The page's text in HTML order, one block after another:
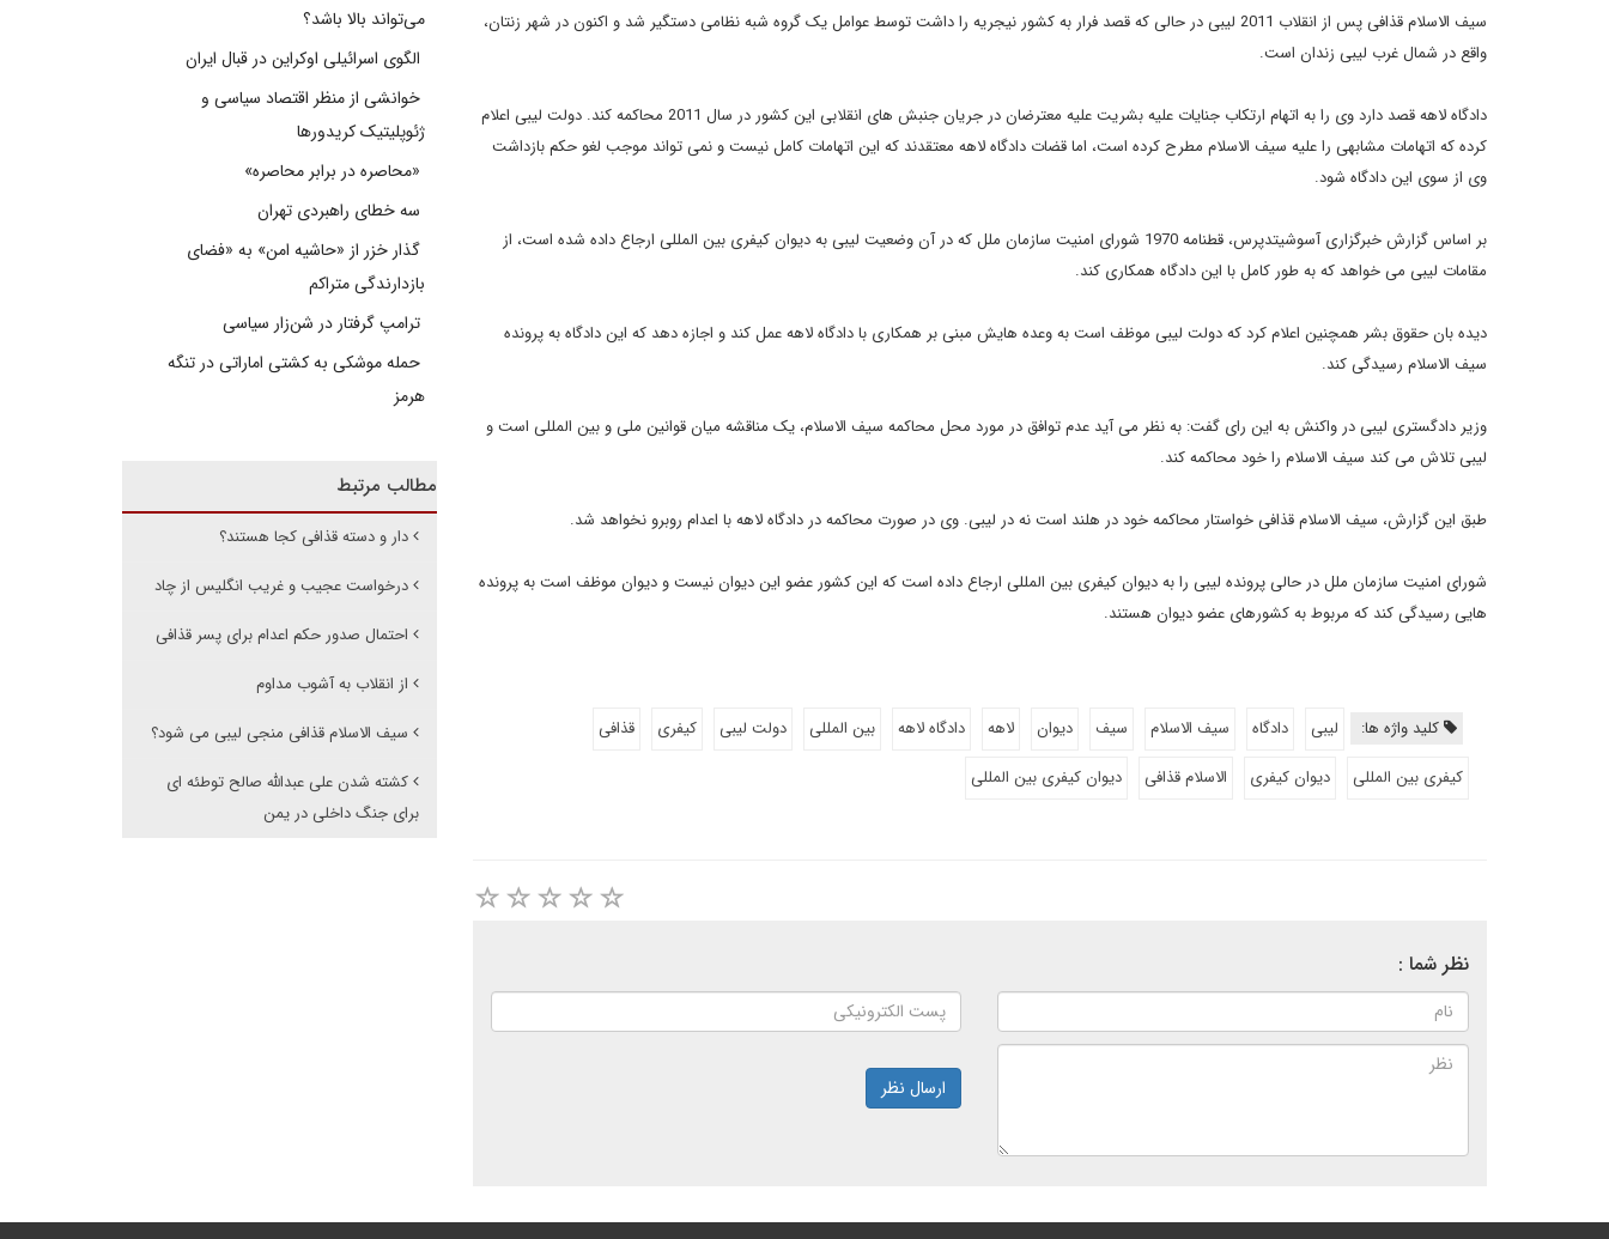
سیف الاسلام قذافی پس از انقلاب 2011 لیبی در حالی که قصد فرار به کشور نیجریه را داشت توسط عوامل یک گروه شبه نظامی دستگیر شد و اکنون در شهر زنتان،
واقع در شمال غرب لیبی زندان است.
دادگاه لاهه قصد دارد وی را به اتهام ارتکاب جنایات علیه بشریت علیه معترضان در جریان جنبش های انقلابی این کشور در سال 2011 محاکمه کند. دولت لیبی اعلام
کرده که اتهامات مشابهی را علیه سیف الاسلام مطرح کرده است، اما قضات دادگاه لاهه معتقدند که این اتهامات کامل نیست و نمی تواند موجب لغو حکم بازداشت
وی از سوی این دادگاه شود.
بر اساس گزارش خبرگزاری آسوشیتدپرس، قطنامه 1970 شورای امنیت سازمان ملل که در آن وضعیت لیبی به دیوان کیفری بین المللی ارجاع داده شده است، از
مقامات لیبی می خواهد که به طور کامل با این دادگاه همکاری کند.
دیده بان حقوق بشر همچنین اعلام کرد که دولت لیبی موظف است به وعده هایش مبنی بر همکاری با دادگاه لاهه عمل کند و اجازه دهد که این دادگاه به پرونده
سیف الاسلام رسیدگی کند.
وزیر دادگستری لیبی در واکنش به این رای گفت: به نظر می آید عدم توافق در مورد محل محاکمه سیف الاسلام، یک مناقشه میان قوانین ملی و بین المللی است و
لیبی تلاش می کند سیف الاسلام را خود محاکمه کند.
طبق این گزارش، سیف الاسلام قذافی خواستار محاکمه خود در هلند است نه در لیبی. وی در صورت محاکمه در دادگاه لاهه با اعدام روبرو نخواهد شد.
شورای امنیت سازمان ملل در حالی پرونده لیبی را به دیوان کیفری بین المللی ارجاع داده است که این کشور عضو این دیوان نیست و دیوان موظف است به پرونده
هایی رسیدگی کند که مربوط به کشورهای عضو دیوان هستند.
کلید واژه ها: لیبی دادگاه سیف الاسلام سیف دیوان لاهه دادگاه لاهه بین المللی دولت لیبی کیفری
قذافی
کیفری بین المللی
دیوان کیفری الاسلام قذافی دیوان کیفری بین المللی
نظر شما :
ارسال نظر
می‌تواند بالا باشد؟
الگوی اسرائیلی اوکراین در قبال ایران
خوانشی از منظر اقتصاد سیاسی و
ژئوپلیتیک کریدورها
«محاصره در برابر محاصره»
سه خطای راهبردی تهران
گذار خزر از «حاشیه امن» به «فضای
بازدارندگی متراکم
ترامپ گرفتار در شن‌زار سیاسی
حمله موشکی به کشتی اماراتی در تنگه
هرمز
مطالب مرتبط
دار و دسته قذافی کجا هستند؟
درخواست عجیب و غریب انگلیس از چاد
احتمال صدور حکم اعدام برای پسر قذافی
از انقلاب به آشوب مداوم
سیف الاسلام قذافی منجی لیبی می شود؟
کشته شدن علی عبدالله صالح توطئه ای
برای جنگ داخلی در یمن